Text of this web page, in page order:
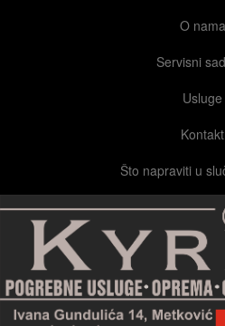
O nama
Servisni
Usluge
Kontakt
Što napraviti u